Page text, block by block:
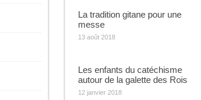
La tradition gitane pour une
messe
13 août 2018
Les enfants du catéchisme
autour de la galette des Rois
12 janvier 2018